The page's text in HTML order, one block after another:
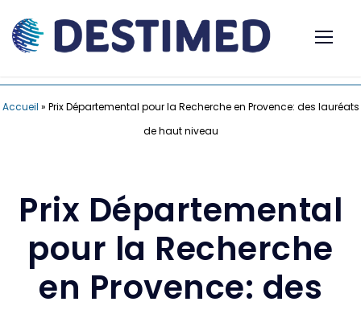
Accueil » Prix Départemental pour la Recherche en Provence: des lauréats
de haut niveau
Prix Départemental
pour la Recherche
en Provence: des